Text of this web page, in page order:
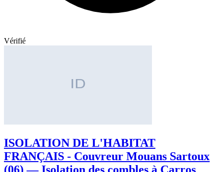
Vérifié
ISOLATION DE L'HABITAT
FRANÇAIS - Couvreur Mouans Sartoux
(06) — Isolation des combles à Carros